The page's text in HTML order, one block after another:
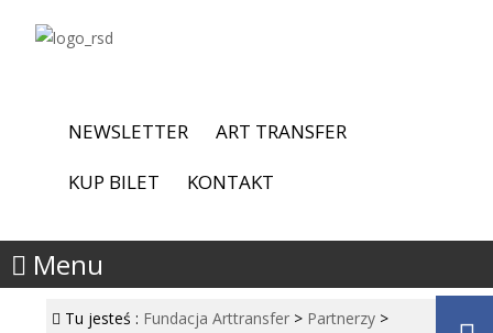
NEWSLETTER
ART TRANSFER
KUP BILET
KONTAKT
Menu
Tu jesteś : Fundacja Arttransfer > Partnerzy >